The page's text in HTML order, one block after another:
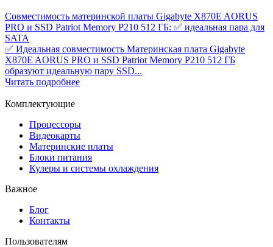
Совместимость материнской платы Gigabyte X870E AORUS
PRO и SSD Patriot Memory P210 512 ГБ: ✅ идеальная пара для
SATA
✅ Идеальная совместимость Материнская плата Gigabyte
X870E AORUS PRO и SSD Patriot Memory P210 512 ГБ
образуют идеальную пару SSD...
Читать подробнее
Комплектующие
Процессоры
Видеокарты
Материнские платы
Блоки питания
Кулеры и системы охлаждения
Важное
Блог
Контакты
Пользователям